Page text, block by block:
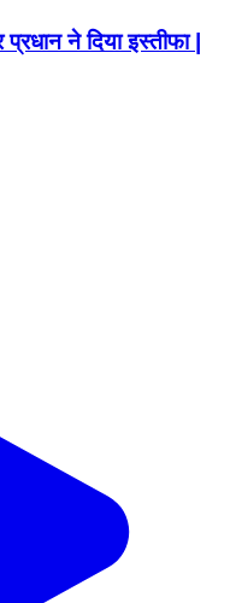
ने दिया इस्तीफा |